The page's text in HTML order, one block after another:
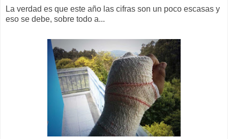
La verdad es que este año las cifras son un poco escasas y
eso se debe, sobre todo a...